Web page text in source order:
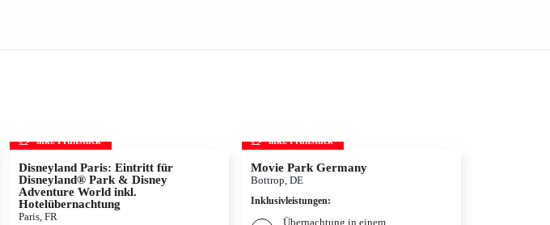
inkl. Frühstück
Disneyland Paris: Eintritt für
Disneyland® Park & Disney
Adventure World inkl.
Hotelübernachtung
Paris, FR
inkl. Frühstück
Movie Park Germany
Bottrop, DE
Inklusivleistungen:
Übernachtung in einem